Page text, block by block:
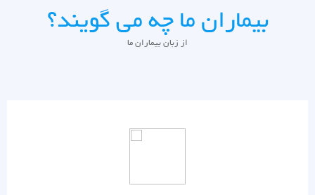
بیماران ما چه می گویند؟
از زبان بیماران ما